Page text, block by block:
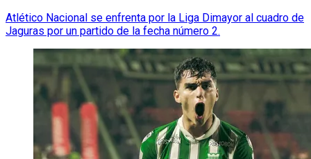
Atlético Nacional se enfrenta por la Liga Dimayor al cuadro de
Jaguras por un partido de la fecha número 2.